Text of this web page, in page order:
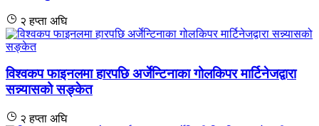
२ हप्ता अघि
विश्वकप फाइनलमा हारपछि अर्जेन्टिनाका गोलकिपर मार्टिनेजद्वारा
सन्न्यासको सङ्केत
२ हप्ता अघि